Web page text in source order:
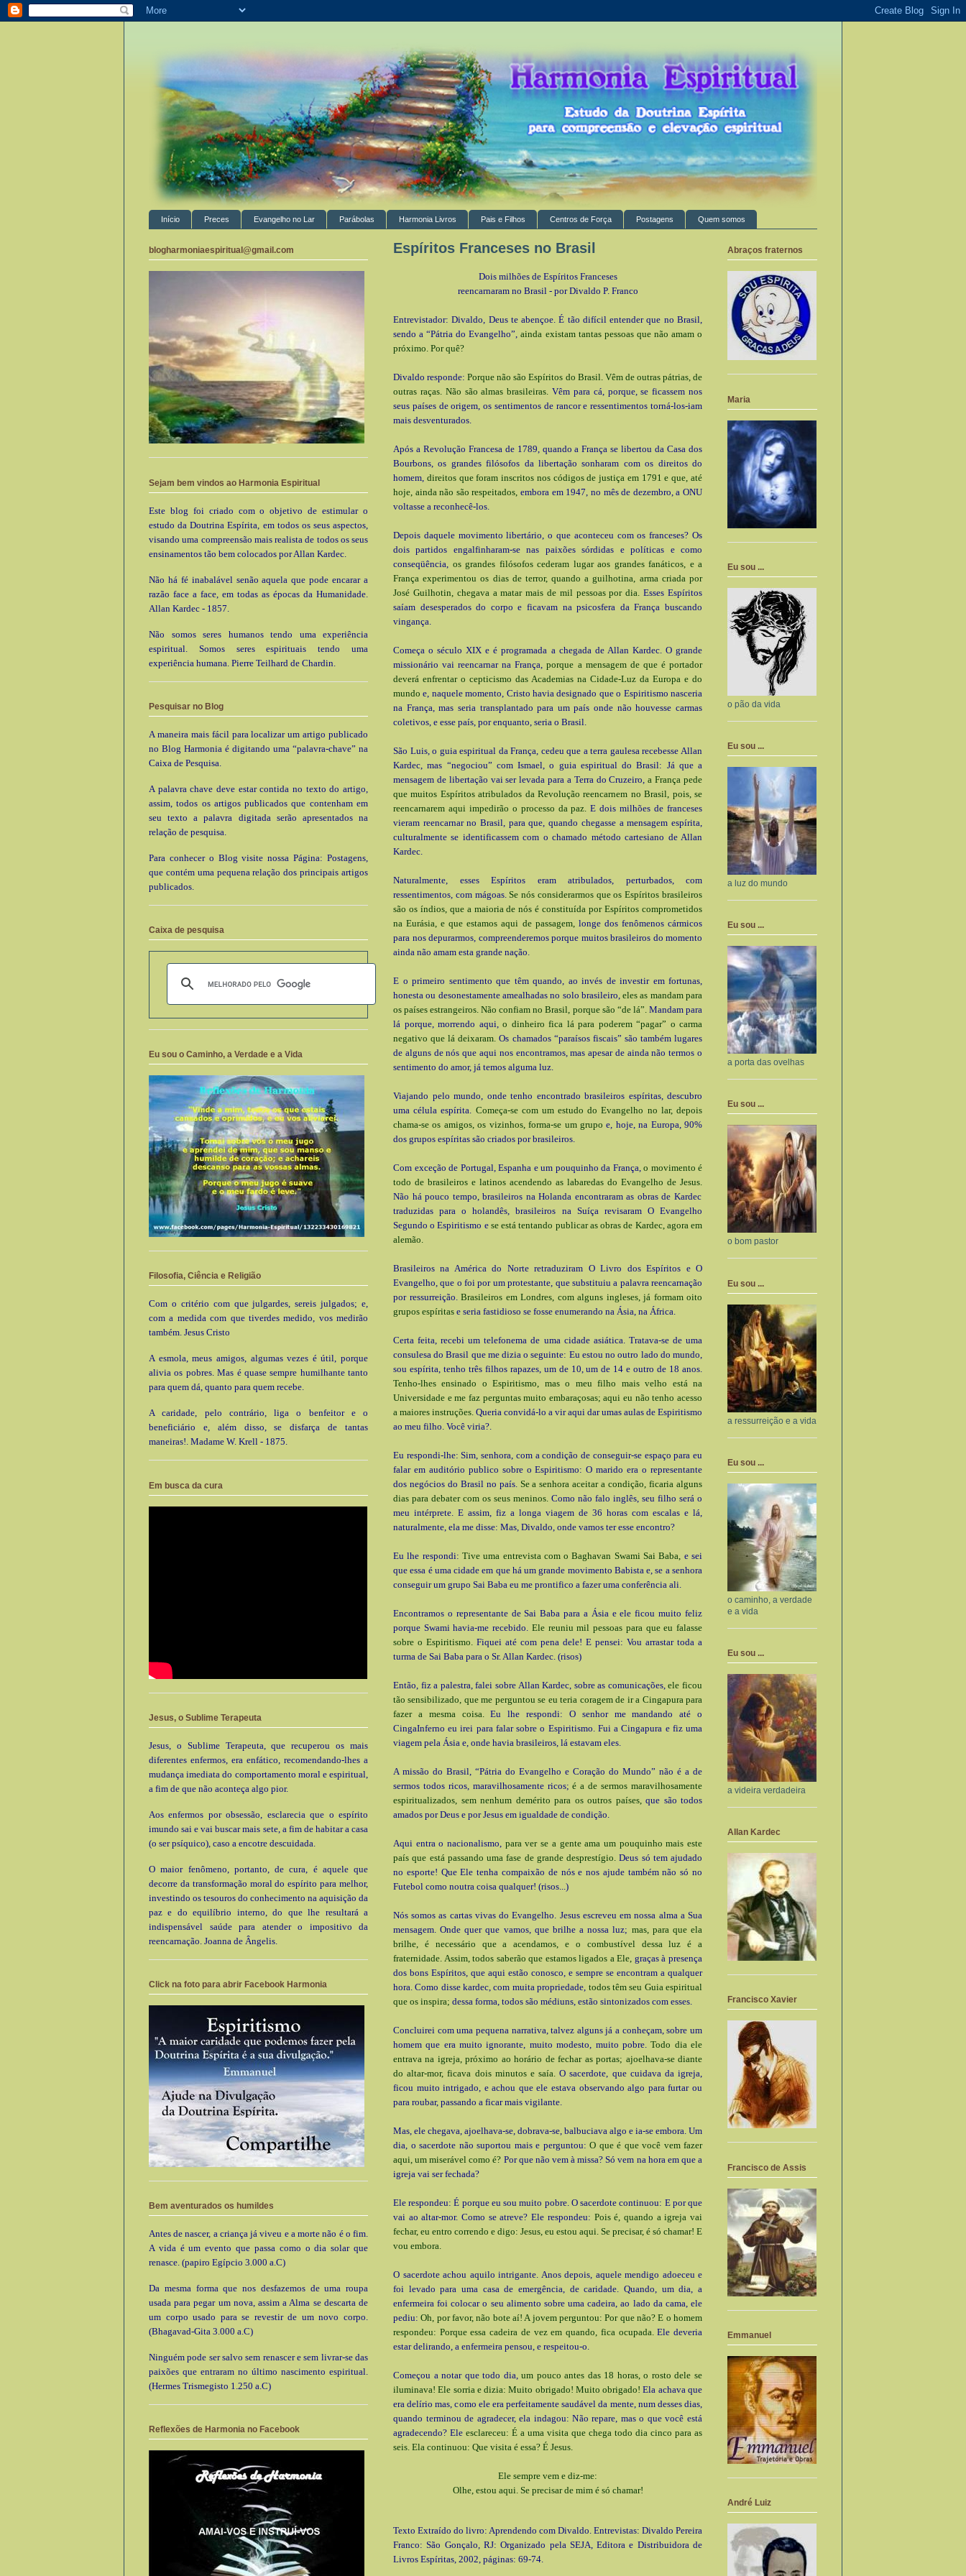
Início Preces Evangelho no Lar Parábolas Harmonia Livros Pais e Filhos Centros de Força Postagens Quem somos
Espíritos Franceses no Brasil
Dois milhões de Espíritos Franceses
reencarnaram no Brasil - por Divaldo P. Franco
Entrevistador: Divaldo, Deus te abençoe. É tão difícil entender que no Brasil,
sendo a “Pátria do Evangelho”,ainda existam tantas pessoas que não amam o
próximo. Por quê?
Divaldo responde:Porque não são Espíritos do Brasil. Vêm de outras pátrias, de
outras raças. Não são almas brasileiras. Vêm para cá, porque, se ficassem nos
seus países de origem, os sentimentos de rancor e ressentimentos torná-los-iam
mais desventurados.
Após a Revolução Francesa de 1789, quando a França se libertou da Casa dos
Bourbons, os grandes filósofos da libertação sonharam com os direitos do
homem, direitos que foram inscritos nos códigos de justiça em 1791 e que, até
hoje, ainda não são respeitados, embora em 1947, no mês de dezembro, a ONU
voltasse a reconhecê-los.
Depois daquele movimento libertário, o que aconteceu com os franceses? Os
dois partidos engalfinharam-se nas paixões sórdidas e políticas e como
conseqüência, os grandes filósofos cederam lugar aos grandes fanáticos, e a
França experimentou os dias de terror, quando a guilhotina, arma criada por
José Guilhotin, chegava a matar mais de mil pessoas por dia. Esses Espíritos
saíam desesperados do corpo e ficavam na psicosfera da França buscando
vingança.
Começa o século XIX e é programada a chegada de Allan Kardec. O grande
missionário vai reencarnar na França,porque a mensagem de que é portador
deverá enfrentar o cepticismo das Academias na Cidade-Luz da Europa e do
mundo e, naquele momento, Cristo havia designado que o Espiritismo nasceria
na França, mas seria transplantado para um país onde não houvesse carmas
coletivos, e esse país, por enquanto, seria o Brasil.
São Luis, o guia espiritual da França, cedeu que a terra gaulesa recebesse Allan
Kardec, mas “negociou” com Ismael, o guia espiritual do Brasil: Já que a
mensagem de libertação vai ser levada para a Terra do Cruzeiro,a França pede
que muitos Espíritos atribulados da Revolução reencarnem no Brasil, pois, se
reencarnarem aqui impedirão o processo da paz.E dois milhões de franceses
vieram reencarnar no Brasil, para que, quando chegasse a mensagem espírita,
culturalmente se identificassem com o chamado método cartesiano de Allan
Kardec.
Naturalmente, esses Espíritos eram atribulados, perturbados, com
ressentimentos, com mágoas.Se nós considerarmos que os Espíritos brasileiros
são os índios, que a maioria de nós é constituída por Espíritos comprometidos
na Eurásia, e que estamos aqui de passagem,longe dos fenômenos cármicos
para nos depurarmos, compreenderemos porque muitos brasileiros do momento
ainda não amam esta grande nação.
E o primeiro sentimento que têm quando, ao invés de investir em fortunas,
honesta ou desonestamente amealhadas no solo brasileiro,eles as mandam para
os países estrangeiros. Não confiam no Brasil, porque são “de lá”. Mandam para
lá porque, morrendo aqui, o dinheiro fica lá para poderem “pagar” o carma
negativo que lá deixaram. Os chamados “paraísos fiscais” são também lugares
de alguns de nós que aqui nos encontramos, mas apesar de ainda não termos o
sentimento do amor, já temos alguma luz.
Viajando pelo mundo, onde tenho encontrado brasileiros espíritas, descubro
uma célula espírita. Começa-se com um estudo do Evangelho no lar, depois
chama-se os amigos, os vizinhos, forma-se um grupo e, hoje, na Europa, 90%
dos grupos espíritas são criados por brasileiros.
Com exceção de Portugal, Espanha e um pouquinho da França, o movimento é
todo de brasileiros e latinos acendendo as labaredas do Evangelho de Jesus.
Não há pouco tempo, brasileiros na Holanda encontraram as obras de Kardec
traduzidas para o holandês, brasileiros na Suíça revisaram O Evangelho
Segundo o Espiritismo e se está tentando publicar as obras de Kardec, agora em
alemão.
Brasileiros na América do Norte retraduziram O Livro dos Espíritos e O
Evangelho, que o foi por um protestante, que substituiu a palavra reencarnação
por ressurreição. Brasileiros em Londres, com alguns ingleses, já formam oito
grupos espíritas e seria fastidioso se fosse enumerando na Ásia, na África.
Certa feita, recebi um telefonema de uma cidade asiática. Tratava-se de uma
consulesa do Brasil que me dizia o seguinte: Eu estou no outro lado do mundo,
sou espírita, tenho três filhos rapazes, um de 10, um de 14 e outro de 18 anos.
Tenho-lhes ensinado o Espiritismo, mas o meu filho mais velho está na
Universidade e me faz perguntas muito embaraçosas; aqui eu não tenho acesso
a maiores instruções. Queria convidá-lo a vir aqui dar umas aulas de Espiritismo
ao meu filho. Você viria?.
Eu respondi-lhe: Sim, senhora, com a condição de conseguir-se espaço para eu
falar em auditório publico sobre o Espiritismo: O marido era o representante
dos negócios do Brasil no país. Se a senhora aceitar a condição, ficaria alguns
dias para debater com os seus meninos. Como não falo inglês, seu filho será o
meu intérprete. E assim, fiz a longa viagem de 36 horas com escalas e lá,
naturalmente, ela me disse: Mas, Divaldo, onde vamos ter esse encontro?
Eu lhe respondi: Tive uma entrevista com o Baghavan Swami Sai Baba, e sei
que essa é uma cidade em que há um grande movimento Babista e, se a senhora
conseguir um grupo Sai Baba eu me prontifico a fazer uma conferência ali.
Encontramos o representante de Sai Baba para a Ásia e ele ficou muito feliz
porque Swami havia-me recebido. Ele reuniu mil pessoas para que eu falasse
sobre o Espiritismo. Fiquei até com pena dele! E pensei: Vou arrastar toda a
turma de Sai Baba para o Sr. Allan Kardec. (risos)
Então, fiz a palestra, falei sobre Allan Kardec, sobre as comunicações,ele ficou
tão sensibilizado, que me perguntou se eu teria coragem de ir a Cingapura para
fazer a mesma coisa.Eu lhe respondi: O senhor me mandando até o
CingaInferno eu irei para falar sobre o Espiritismo. Fui a Cingapura e fiz uma
viagem pela Ásia e, onde havia brasileiros, lá estavam eles.
A missão do Brasil, “Pátria do Evangelho e Coração do Mundo” não é a de
sermos todos ricos, maravilhosamente ricos;é a de sermos maravilhosamente
espiritualizados, sem nenhum demérito para os outros países,que são todos
amados por Deus e por Jesus em igualdade de condição.
Aqui entra o nacionalismo, para ver se a gente ama um pouquinho mais este
país que está passando uma fase de grande desprestígio. Deus só tem ajudado
no esporte! Que Ele tenha compaixão de nós e nos ajude também não só no
Futebol como noutra coisa qualquer! (risos...)
Nós somos as cartas vivas do Evangelho. Jesus escreveu em nossa alma a Sua
mensagem. Onde quer que vamos, que brilhe a nossa luz; mas, para que ela
brilhe, é necessário que a acendamos, e o combustível dessa luz é a
fraternidade. Assim, todos saberão que estamos ligados a Ele, graças à presença
dos bons Espíritos, que aqui estão conosco, e sempre se encontram a qualquer
hora. Como disse kardec, com muita propriedade, todos têm seu Guia espiritual
que os inspira; dessa forma, todos são médiuns, estão sintonizados com esses.
Concluirei com uma pequena narrativa, talvez alguns já a conheçam, sobre um
homem que era muito ignorante, muito modesto, muito pobre.Todo dia ele
entrava na igreja, próximo ao horário de fechar as portas; ajoelhava-se diante
do altar-mor, ficava dois minutos e saía.O sacerdote, que cuidava da igreja,
ficou muito intrigado, e achou que ele estava observando algo para furtar ou
para roubar, passando a ficar mais vigilante.
Mas, ele chegava, ajoelhava-se, dobrava-se, balbuciava algo e ia-se embora. Um
dia, o sacerdote não suportou mais e perguntou: O que é que você vem fazer
aqui, um miserável como é? Por que não vem à missa? Só vem na hora em que a
igreja vai ser fechada?
Ele respondeu: É porque eu sou muito pobre. O sacerdote continuou: E por que
vai ao altar-mor. Como se atreve? Ele respondeu: Pois é, quando a igreja vai
fechar, eu entro correndo e digo: Jesus, eu estou aqui. Se precisar, é só chamar! E
vou embora.
O sacerdote achou aquilo intrigante. Anos depois, aquele mendigo adoeceu e
foi levado para uma casa de emergência, de caridade. Quando, um dia, a
enfermeira foi colocar o seu alimento sobre uma cadeira, ao lado da cama, ele
pediu:Oh, por favor, não bote aí! A jovem perguntou: Por que não? E o homem
respondeu: Porque essa cadeira de vez em quando, fica ocupada.Ele deveria
estar delirando, a enfermeira pensou, e respeitou-o.
Começou a notar que todo dia,um pouco antes das 18 horas, o rosto dele se
iluminava! Ele sorria e dizia: Muito obrigado! Muito obrigado!Ela achava que
era delírio mas, como ele era perfeitamente saudável da mente, num desses dias,
quando terminou de agradecer, ela indagou: Não repare, mas o que você está
agradecendo? Ele esclareceu: É a uma visita que chega todo dia cinco para as
seis. Ela continuou: Que visita é essa? É Jesus.
Ele sempre vem e diz-me:
Olhe, estou aqui. Se precisar de mim é só chamar!
Texto Extraído do livro: Aprendendo com Divaldo. Entrevistas: Divaldo Pereira
Franco: São Gonçalo, RJ: Organizado pela SEJA, Editora e Distribuidora de
Livros Espíritas, 2002, páginas: 69-74.
blogharmoniaespiritual@gmail.com
Sejam bem vindos ao Harmonia Espiritual
Este blog foi criado com o objetivo de estimular o
estudo da Doutrina Espírita, em todos os seus aspectos,
visando uma compreensão mais realista de todos os seus
ensinamentos tão bem colocados por Allan Kardec.
Não há fé inabalável senão aquela que pode encarar a
razão face a face, em todas as épocas da Humanidade.
Allan Kardec - 1857.
Não somos seres humanos tendo uma experiência
espiritual. Somos seres espirituais tendo uma
experiência humana. Pierre Teilhard de Chardin.
Pesquisar no Blog
A maneira mais fácil para localizar um artigo publicado
no Blog Harmonia é digitando uma “palavra-chave” na
Caixa de Pesquisa.
A palavra chave deve estar contida no texto do artigo,
assim, todos os artigos publicados que contenham em
seu texto a palavra digitada serão apresentados na
relação de pesquisa.
Para conhecer o Blog visite nossa Página: Postagens,
que contém uma pequena relação dos principais artigos
publicados.
Caixa de pesquisa
Eu sou o Caminho, a Verdade e a Vida
Filosofia, Ciência e Religião
Com o critério com que julgardes, sereis julgados; e,
com a medida com que tiverdes medido, vos medirão
também. Jesus Cristo
A esmola, meus amigos, algumas vezes é útil, porque
alivia os pobres. Mas é quase sempre humilhante tanto
para quem dá, quanto para quem recebe.
A caridade, pelo contrário, liga o benfeitor e o
beneficiário e, além disso, se disfarça de tantas
maneiras!. Madame W. Krell - 1875.
Em busca da cura
Jesus, o Sublime Terapeuta
Jesus, o Sublime Terapeuta, que recuperou os mais
diferentes enfermos, era enfático, recomendando-lhes a
mudança imediata do comportamento moral e espiritual,
a fim de que não aconteça algo pior.
Aos enfermos por obsessão, esclarecia que o espírito
imundo sai e vai buscar mais sete, a fim de habitar a casa
(o ser psíquico), caso a encotre descuidada.
O maior fenômeno, portanto, de cura, é aquele que
decorre da transformação moral do espírito para melhor,
investindo os tesouros do conhecimento na aquisição da
paz e do equilíbrio interno, do que lhe resultará a
indispensável saúde para atender o impositivo da
reencarnação. Joanna de Ângelis.
Click na foto para abrir Facebook Harmonia
Bem aventurados os humildes
Antes de nascer, a criança já viveu e a morte não é o fim.
A vida é um evento que passa como o dia solar que
renasce. (papiro Egípcio 3.000 a.C)
Da mesma forma que nos desfazemos de uma roupa
usada para pegar um nova, assim a Alma se descarta de
um corpo usado para se revestir de um novo corpo.
(Bhagavad-Gita 3.000 a.C)
Ninguém pode ser salvo sem renascer e sem livrar-se das
paixões que entraram no último nascimento espiritual.
(Hermes Trismegisto 1.250 a.C)
Reflexões de Harmonia no Facebook
Abraços fraternos
Maria
Eu sou ...
o pão da vida
Eu sou ...
a luz do mundo
Eu sou ...
a porta das ovelhas
Eu sou ...
o bom pastor
Eu sou ...
a ressurreição e a vida
Eu sou ...
o caminho, a verdade
e a vida
Eu sou ...
a videira verdadeira
Allan Kardec
Francisco Xavier
Francisco de Assis
Emmanuel
André Luiz